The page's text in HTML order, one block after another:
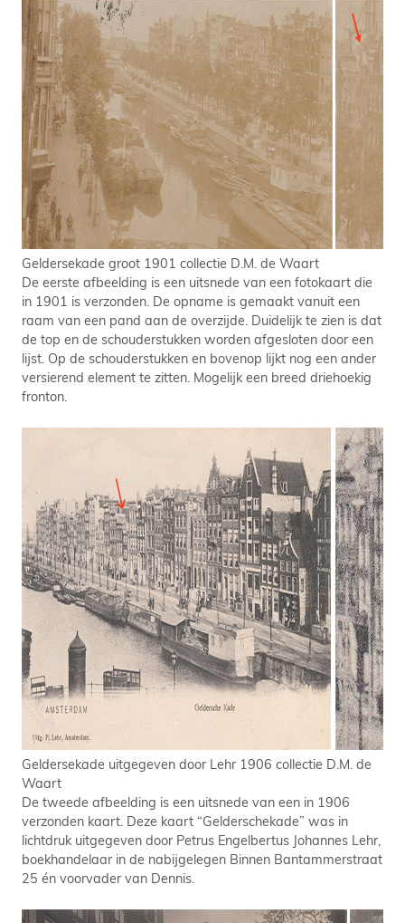
Geldersekade groot 1901 collectie D.M. de Waart
De eerste afbeelding is een uitsnede van een fotokaart die
in 1901 is verzonden. De opname is gemaakt vanuit een
raam van een pand aan de overzijde. Duidelijk te zien is dat
de top en de schouderstukken worden afgesloten door een
lijst. Op de schouderstukken en bovenop lijkt nog een ander
versierend element te zitten. Mogelijk een breed driehoekig
fronton.
Geldersekade uitgegeven door Lehr 1906 collectie D.M. de
Waart
De tweede afbeelding is een uitsnede van een in 1906
verzonden kaart. Deze kaart “Gelderschekade” was in
lichtdruk uitgegeven door Petrus Engelbertus Johannes Lehr,
boekhandelaar in de nabijgelegen Binnen Bantammerstraat
25 én voorvader van Dennis.